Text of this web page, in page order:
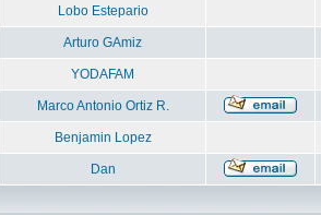
Lobo Estepario
Arturo GAmiz
YODAFAM
Marco Antonio Ortiz R.
Benjamin Lopez
Dan